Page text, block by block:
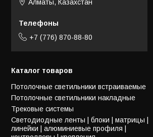
Алматы, Казахстан
+7 (776) 870-88-80
Каталог товаров
Потолочные светильники встраиваемые
Потолочные светильники накладные
Трековые системы
Светодиодные ленты | блоки | матрицы |
линейки | алюминиевые профиля |